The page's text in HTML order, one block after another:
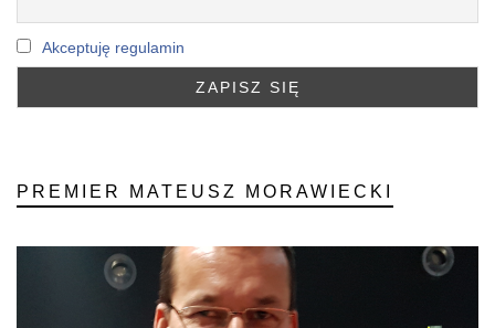
Akceptuję regulamin
PREMIER MATEUSZ MORAWIECKI